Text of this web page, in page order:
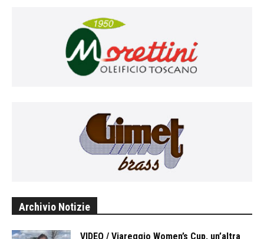
Archivio Notizie
VIDEO / Viareggio Women’s Cup, un’altra